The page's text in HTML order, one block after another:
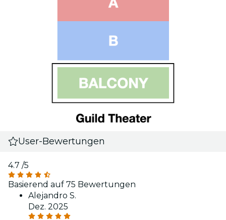
User-Bewertungen
4.7 /5
Basierend auf 75 Bewertungen
Alejandro S.
Dez. 2025